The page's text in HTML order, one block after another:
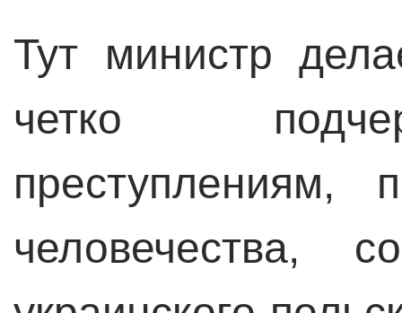
Тут министр
четко
преступлениям,
человечества,